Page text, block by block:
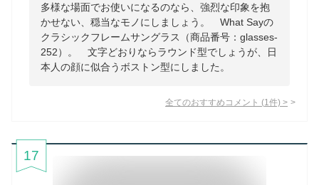
多様な場面でお使いになるのなら、強烈な印象を抱
かせない、穏当なモノにしましょう。 What Sayの
クラシックフレームサングラス（商品番号：glasses-
252）。 文字どおりならラウンド型でしょうが、日
本人の顔に似合うボストン型にしました。
全てのおすすめコメント (1 件) >
17